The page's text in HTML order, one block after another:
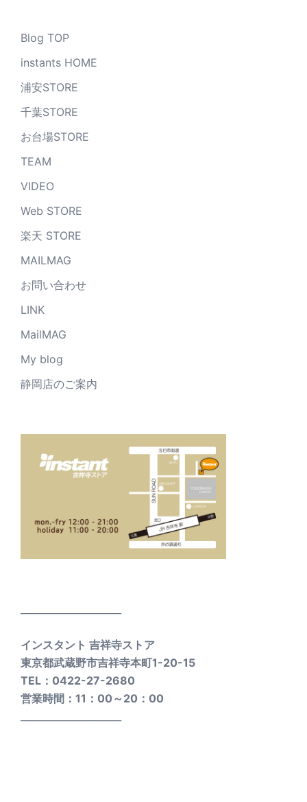
Blog TOP
instants HOME
浦安STORE
千葉STORE
お台場STORE
TEAM
VIDEO
Web STORE
楽天 STORE
MAILMAG
お問い合わせ
LINK
MailMAG
My blog
静岡店のご案内
インスタント 吉祥寺ストア
東京都武蔵野市吉祥寺本町1-20-15
TEL：0422-27-2680
営業時間：11：00～20：00